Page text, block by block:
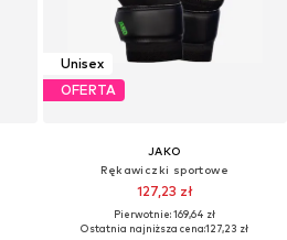
Unisex
OFERTA
JAKO
Rękawiczki sportowe
127,23 zł
Pierwotnie: 169,64 zł
Ostatnia najniższa cena:127,23 zł